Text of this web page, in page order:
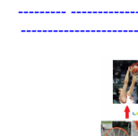
---------